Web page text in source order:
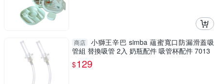
商店
小獅王辛巴 simba 蘊蜜寬口防漏滑蓋吸
管組 替換吸管 2入 奶瓶配件 吸管杯配件 7013
$129